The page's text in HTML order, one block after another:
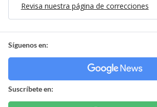
Revisa nuestra página de correcciones
Síguenos en:
Suscríbete en: